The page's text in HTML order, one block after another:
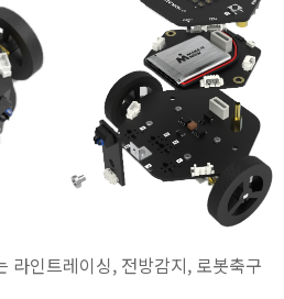
라인트레이싱, 전방감지, 로봇축구